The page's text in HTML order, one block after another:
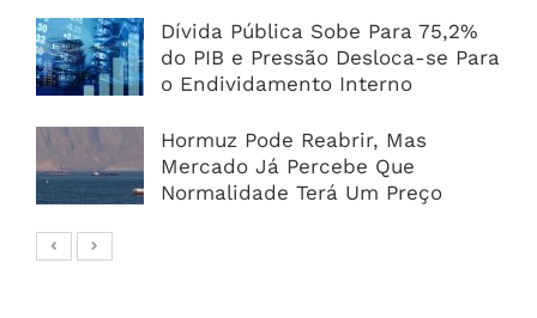
Dívida Pública Sobe Para 75,2%
do PIB e Pressão Desloca-se Para
o Endividamento Interno
Hormuz Pode Reabrir, Mas
Mercado Já Percebe Que
Normalidade Terá Um Preço